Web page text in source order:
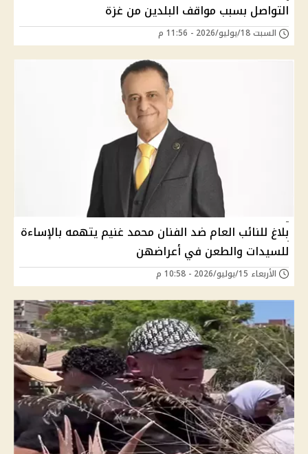
التواصل بسبب مواقف البلدين من غزة
السبت 18/يوليو/2026 - 11:56 م
بلاغ للنائب العام ضد الفنان محمد غنيم يتهمه بالإساءة
للسيدات والطعن في أعراضهن
الأربعاء 15/يوليو/2026 - 10:58 م